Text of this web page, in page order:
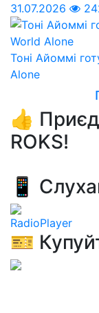
31.07.2026
Тоні Айоммі
Alone
👍
ROKS!
📱
RadioPlayer
🎫